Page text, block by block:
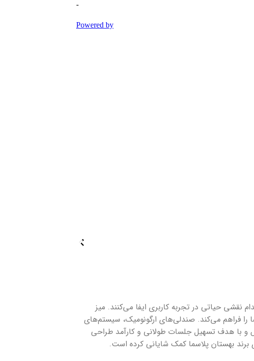
نقشی حیاتی در تجربه کاربری ایفا می‌کنند. میز
را فراهم می‌کند. صندلی‌های ارگونومیک، سیستم‌های
با هدف تسهیل جلسات طولانی و کارآمد طراحی
برند بهستان پلاسما کمک شایانی کرده است.